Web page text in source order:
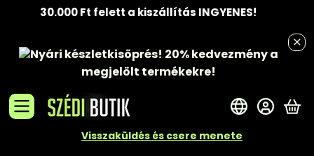
30.000 Ft felett a kiszállítás INGYENES!
Nyári készletkisöprés! 20% kedvezménya
megjelölt termékekre!
Visszaküldés és csere menete
A